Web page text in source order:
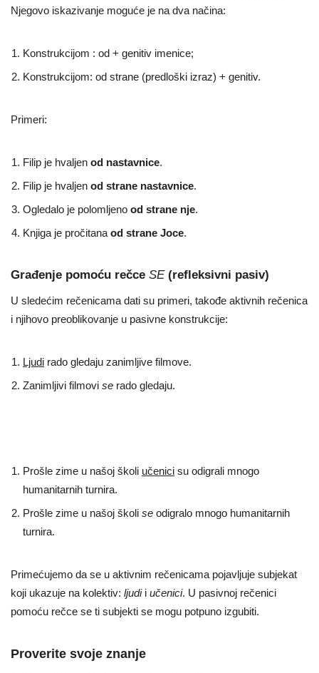
Njegovo iskazivanje moguće je na dva načina:
Konstrukcijom : od + genitiv imenice;
Konstrukcijom: od strane (predloški izraz) + genitiv.
Primeri:
Filip je hvaljen od nastavnice.
Filip je hvaljen od strane nastavnice.
Ogledalo je polomljeno od strane nje.
Knjiga je pročitana od strane Joce.
Građenje pomoću rečce SE(refleksivni pasiv)
U sledećim rečenicama dati su primeri, takođe aktivnih rečenica
i njihovo preoblikovanje u pasivne konstrukcije:
Ljudi rado gledaju zanimljive filmove.
Zanimljivi filmovi se rado gledaju.
Prošle zime u našoj školi učenici su odigrali mnogo
humanitarnih turnira.
Prošle zime u našoj školi se odigralo mnogo humanitarnih
turnira.
Primećujemo da se u aktivnim rečenicama pojavljuje subjekat
koji ukazuje na kolektiv: ljudii učenici. U pasivnoj rečenici
pomoću rečce se ti subjekti se mogu potpuno izgubiti.
Proverite svoje znanje